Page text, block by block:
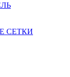
СЕТКИ